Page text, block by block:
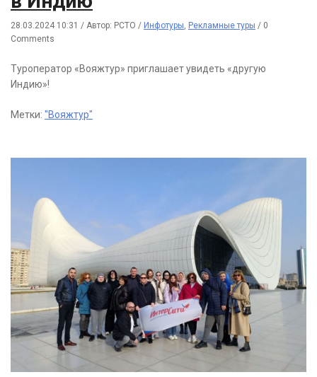
28.03.2024 10:31 / Автор: РСТО / Инфотуры, Рекламные туры / 0
Comments
Туроператор «Вояжтур» приглашает увидеть «другую
Индию»!
Метки: "Вояжтур"